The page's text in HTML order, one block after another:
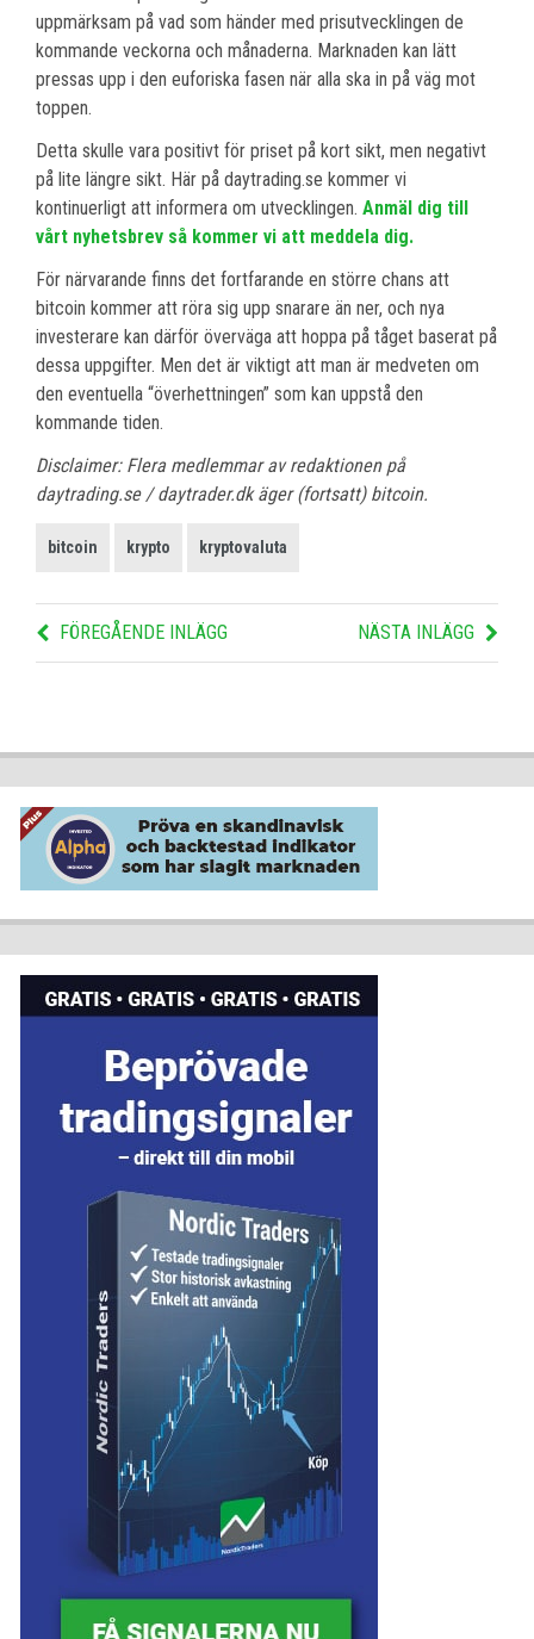
uppmärksam på vad som händer med prisutvecklingen de
kommande veckorna och månaderna. Marknaden kan lätt
pressas upp i den euforiska fasen när alla ska in på väg mot
toppen.
Detta skulle vara positivt för priset på kort sikt, men negativt
på lite längre sikt. Här på daytrading.se kommer vi
kontinuerligt att informera om utvecklingen. Anmäl dig till
vårt nyhetsbrev så kommer vi att meddela dig.
För närvarande finns det fortfarande en större chans att
bitcoin kommer att röra sig upp snarare än ner, och nya
investerare kan därför överväga att hoppa på tåget baserat på
dessa uppgifter. Men det är viktigt att man är medveten om
den eventuella “överhettningen” som kan uppstå den
kommande tiden.
Disclaimer: Flera medlemmar av redaktionen på
daytrading.se / daytrader.dk äger (fortsatt) bitcoin.
bitcoin krypto kryptovaluta
FÖREGÅENDE INLÄGG NÄSTA INLÄGG